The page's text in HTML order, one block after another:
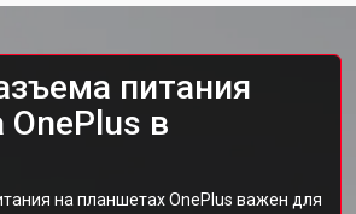
питания
в
на планшетах OnePlus важен для